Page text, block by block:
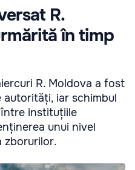
R.
în timp
R. Moldova a fost
iar schimbul
instituțiile
unui nivel
zborurilor.